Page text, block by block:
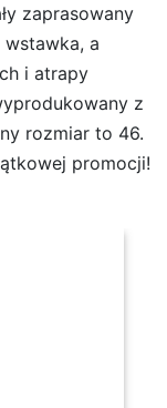
zaprasowany
wstawka, a
i atrapy
z
rozmiar to 46.
promocji!